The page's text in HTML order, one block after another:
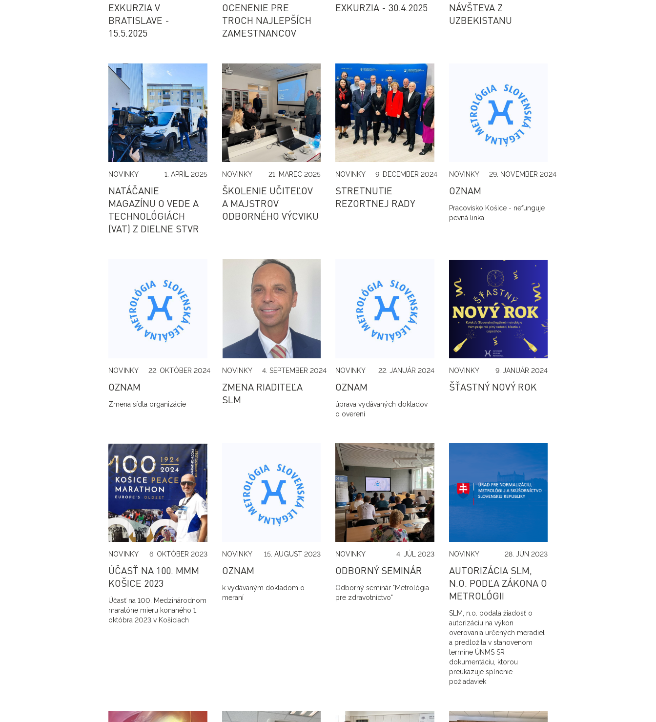
EXKURZIA V
BRATISLAVE -
15.5.2025
OCENENIE PRE
TROCH NAJLEPŠÍCH
ZAMESTNANCOV
EXKURZIA - 30.4.2025
NÁVŠTEVA Z
UZBEKISTANU
NOVINKY 1. APRÍL 2025
NATÁČANIE
MAGAZÍNU O VEDE A
TECHNOLÓGIÁCH
(VAT) Z DIELNE STVR
NOVINKY 21. MAREC 2025
ŠKOLENIE UČITEĽOV
A MAJSTROV
ODBORNÉHO VÝCVIKU
NOVINKY 9. DECEMBER 2024
STRETNUTIE
REZORTNEJ RADY
NOVINKY 29. NOVEMBER 2024
OZNAM
Pracovisko Košice - nefunguje
pevná linka
NOVINKY 22. OKTÓBER 2024
OZNAM
Zmena sídla organizácie
NOVINKY 4. SEPTEMBER 2024
ZMENA RIADITEĽA
SLM
NOVINKY 22. JANUÁR 2024
OZNAM
úprava vydávaných dokladov
o overení
NOVINKY 9. JANUÁR 2024
ŠŤASTNÝ NOVÝ ROK
NOVINKY 6. OKTÓBER 2023
ÚČASŤ NA 100. MMM
KOŠICE 2023
Účasť na 100. Medzinárodnom
maratóne mieru konaného 1.
októbra 2023 v Košiciach
NOVINKY 15. AUGUST 2023
OZNAM
k vydávaným dokladom o
meraní
NOVINKY 4. JÚL 2023
ODBORNÝ SEMINÁR
Odborný seminár "Metrológia
pre zdravotníctvo"
NOVINKY 28. JÚN 2023
AUTORIZÁCIA SLM,
N.O. PODĽA ZÁKONA O
METROLÓGII
SLM, n.o. podala žiadosť o
autorizáciu na výkon
overovania určených meradiel
a predložila v stanovenom
termíne ÚNMS SR
dokumentáciu, ktorou
preukazuje splnenie
požiadaviek